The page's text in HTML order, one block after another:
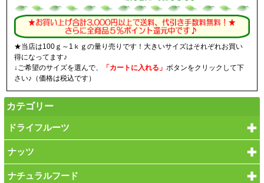
★当店は100ｇ～1ｋｇの量り売りです！大きいサイズはそれぞれお買い
得になってます♪
↓ご希望のサイズを選んで、
「カートに入れる」ボタンをクリックして下
さい♪（価格は税込です）
カテゴリー
ドライフルーツ
ナッツ
ナチュラルフード